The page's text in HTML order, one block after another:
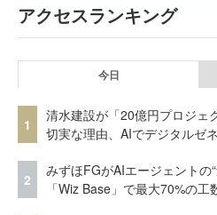
アクセスランキング
今日
1
清水建設が「20億円プロジェ
切実な理由、AIでデジタルゼ
2
みずほFGがAIエージェント
「Wiz Base」で最大70%の工